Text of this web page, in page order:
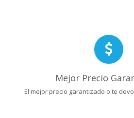
Mejor Precio
El mejor precio garantizado o te